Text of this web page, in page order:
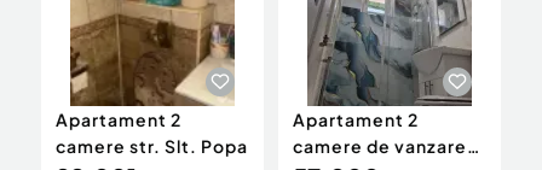
Apartament 2
camere str. Slt. Popa
Apartament 2
camere de vanzare